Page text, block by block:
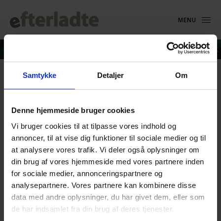
Samtykke Detaljer Om
Denne hjemmeside bruger cookies
Vi bruger cookies til at tilpasse vores indhold og
annoncer, til at vise dig funktioner til sociale medier og til
at analysere vores trafik. Vi deler også oplysninger om
din brug af vores hjemmeside med vores partnere inden
for sociale medier, annonceringspartnere og
analysepartnere. Vores partnere kan kombinere disse
data med andre oplysninger, du har givet dem, eller som
de har indsamlet fra din brug af deres tjenester.
MENU
Gaffa juni2022
30. maj 2022